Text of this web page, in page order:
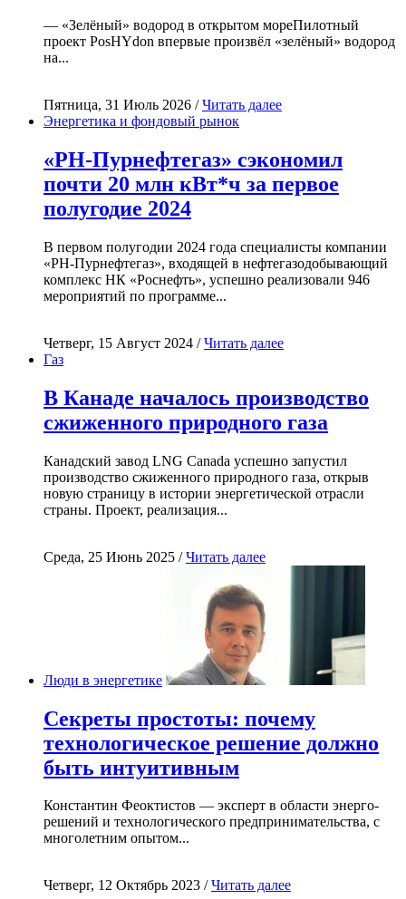
— «Зелёный» водород в открытом мореПилотный
проект PosHYdon впервые произвёл «зелёный» водород
на...
Пятница, 31 Июль 2026 /Читать далее
Энергетика и фондовый рынок
«РН-Пурнефтегаз» сэкономил
почти 20 млн кВт*ч за первое
полугодие 2024
В первом полугодии 2024 года специалисты компании
«РН-Пурнефтегаз», входящей в нефтегазодобывающий
комплекс НК «Роснефть», успешно реализовали 946
мероприятий по программе...
Четверг, 15 Август 2024 /Читать далее
Газ
В Канаде началось производство
сжиженного природного газа
Канадский завод LNG Canada успешно запустил
производство сжиженного природного газа, открыв
новую страницу в истории энергетической отрасли
страны. Проект, реализация...
Среда, 25 Июнь 2025 /Читать далее
Люди в энергетике
Секреты простоты: почему
технологическое решение должно
быть интуитивным
Константин Феоктистов — эксперт в области энерго-
решений и технологического предпринимательства, с
многолетним опытом...
Четверг, 12 Октябрь 2023 /Читать далее